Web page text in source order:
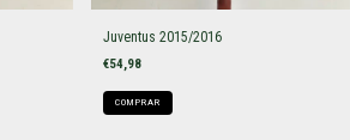
Juventus 2015/2016
€54,98
COMPRAR